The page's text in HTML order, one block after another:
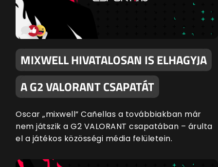
MIXWELL HIVATALOSAN IS ELHAGYJA
A G2 VALORANT CSAPATÁT
Oscar „mixwell” Cañellas a továbbiakban már
nem játszik a G2 VALORANT csapatában – árulta
el a játékos közösségi média felületein.